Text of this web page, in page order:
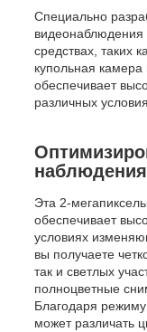
Специально
средствах, таких
купольная
обеспечивает
различных
наблюдения
Эта 2-
обеспечивает
условиях
вы получаете
так и светлых
полноцветные
Благодаря
может различать